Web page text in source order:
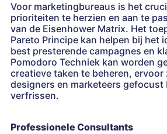
Voor marketingbureaus is het
prioriteiten te herzien en aan te
van de Eisenhower Matrix. Het
Pareto Principe kan helpen bij het
best presterende campagnes en
Pomodoro Techniek kan worden
creatieve taken te beheren,
designers en marketeers gefocust
verfrissen.
Professionele Consultants